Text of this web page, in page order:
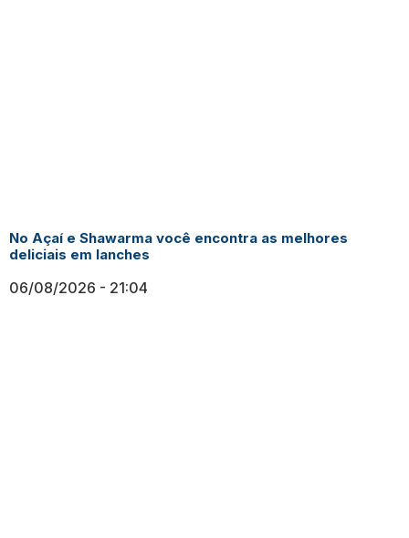
No Açaí e Shawarma você encontra as melhores
deliciais em lanches
06/08/2026 21:04